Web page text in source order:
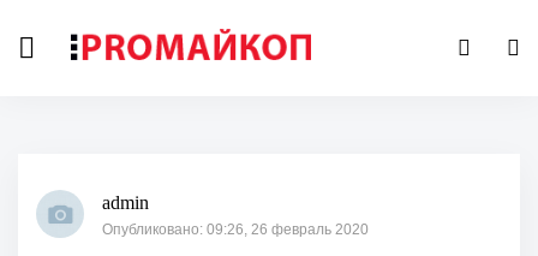
admin
Опубликовано: 09:26, 26 февраль 2020